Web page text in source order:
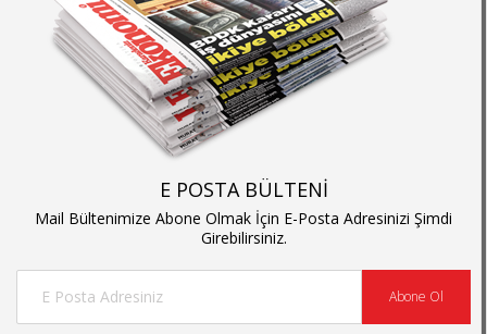
E POSTA BÜLTENİ
Mail Bültenimize Abone Olmak İçin E-Posta Adresinizi Şimdi
Girebilirsiniz.
Abone Ol